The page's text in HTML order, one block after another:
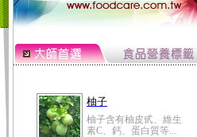
柚子
柚子含有柚皮甙、維生
素C、鈣、蛋白質等...